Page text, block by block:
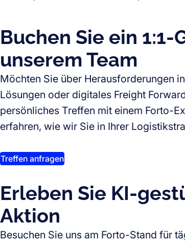
Buchen Sie ein
unserem Team
Möchten Sie über Herausforderungen
Lösungen oder digitales Freight
persönliches Treffen mit einem Forto-
erfahren, wie wir Sie in Ihrer
Treffen anfragen
Erleben Sie KI-
Aktion
Besuchen Sie uns am Forto-Stand für